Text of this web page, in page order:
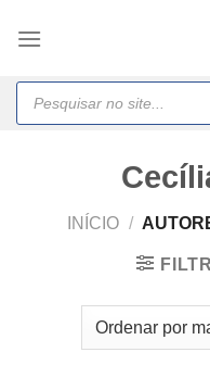
Products
search
INÍCIO /